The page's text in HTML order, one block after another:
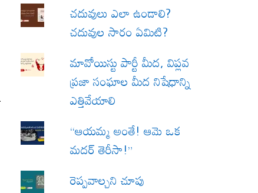
చదువులు ఎలా ఉండాలి?
చదువుల సారం ఏమిటి?
మావోయిస్టు పార్టీ మీద, విప్లవ
ప్రజా సంఘాల మీద నిషేధాన్ని
ఎత్తివేయాలి
“ఆయమ్మ అంతే! ఆమె ఒక
మదర్ తెరీసా!”
రెప్పవాల్చని చూపు